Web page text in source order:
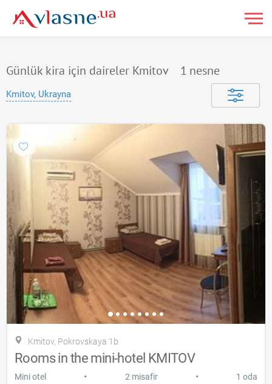
Günlük kira için daireler Kmitov 1 nesne
Kmitov, Ukrayna
Kmitov, Pokrovskaya 1b
Rooms in the mini-hotel KMITOV
Mini otel • 2 misafir • 1 oda